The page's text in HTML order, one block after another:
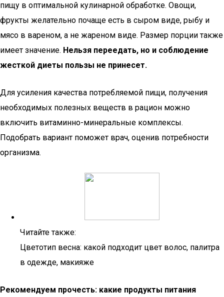
пищу в оптимальной кулинарной обработке. Овощи,
фрукты желательно почаще есть в сыром виде, рыбу и
мясо в вареном, а не жареном виде. Размер порции также
имеет значение. Нельзя переедать, но и соблюдение
жесткой диеты пользы не принесет.
Для усиления качества потребляемой пищи, получения
необходимых полезных веществ в рацион можно
включить витаминно-минеральные комплексы.
Подобрать вариант поможет врач, оценив потребности
организма.
Читайте также:
Цветотип весна: какой подходит цвет волос, палитра
в одежде, макияже
Рекомендуем прочесть: какие продукты питания